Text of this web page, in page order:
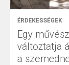
ÉRDEKESSÉGEK
Egy
változtatja
a